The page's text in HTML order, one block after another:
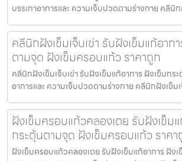
บรรเทาอาการและ ความเจ็บปวดตามร่างกาย คลี
คลีนิกฝังเข็มเจ็บเข่า รับฝังเข็มแก้อาก
ตามจุด ฝังเข็มครอบแก้ว ราคาถูก
คลีนิกฝังเข็มเจ็บเข่า รับฝังเข็มแก้อาการ ฝังเข็มกร
อาการและ ความเจ็บปวดตามร่างกาย คลีนิกฝังเข็มเ
ฝังเข็มครอบแก้วคลองเตย รับฝังเข็ม
กระตุ้นตามจุด ฝังเข็มครอบแก้ว ราค
ฝังเข็มครอบแก้วคลองเตย รับฝังเข็มแก้อาการ ฝัง